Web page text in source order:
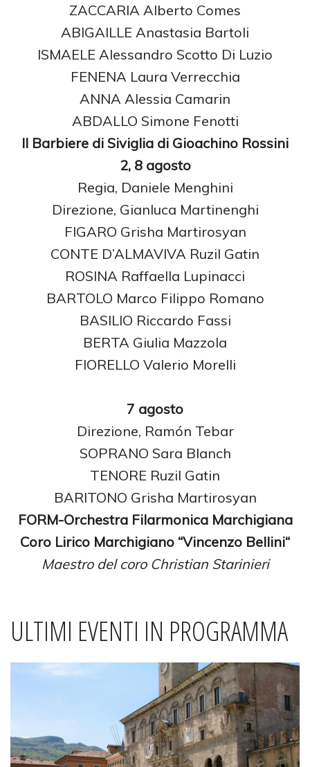
ZACCARIA Alberto Comes
ABIGAILLE Anastasia Bartoli
ISMAELE Alessandro Scotto Di Luzio
FENENA Laura Verrecchia
ANNA Alessia Camarin
ABDALLO Simone Fenotti
Il Barbiere di Siviglia di Gioachino Rossini
2, 8 agosto
Regia, Daniele Menghini
Direzione, Gianluca Martinenghi
FIGARO Grisha Martirosyan
CONTE D’ALMAVIVA Ruzil Gatin
ROSINA Raffaella Lupinacci
BARTOLO Marco Filippo Romano
BASILIO Riccardo Fassi
BERTA Giulia Mazzola
FIORELLO Valerio Morelli
7 agosto
Direzione, Ramón Tebar
SOPRANO Sara Blanch
TENORE Ruzil Gatin
BARITONO Grisha Martirosyan
FORM-Orchestra Filarmonica Marchigiana
Coro Lirico Marchigiano “Vincenzo Bellini“
Maestro del coro Christian Starinieri
ULTIMI EVENTI IN PROGRAMMA